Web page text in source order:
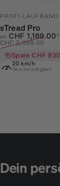
PROFI-LAUFBAND
sTread Pro
Verkaufspreis
Ab CHF 1,169.00 *
Normaler Preis
CHF 2,099.00
Spare CHF
20 km/h
Geschwindigkeit
Dein